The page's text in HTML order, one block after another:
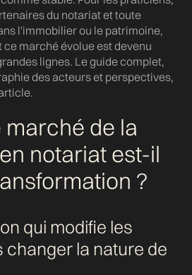
du notariat et toute
l'immobilier ou le patrimoine,
marché évolue est devenu
lignes. Le guide complet,
des acteurs et perspectives,
marché de la
notariat est-il
?
qui modifie les
changer la nature de